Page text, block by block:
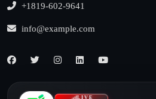
+1819-602-9641
info@example.com
LIVE